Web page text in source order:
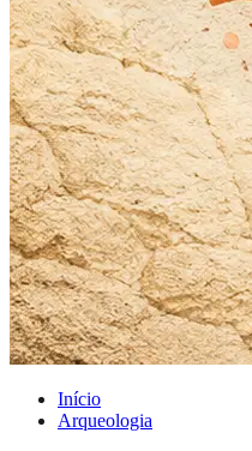
Início
Arqueologia